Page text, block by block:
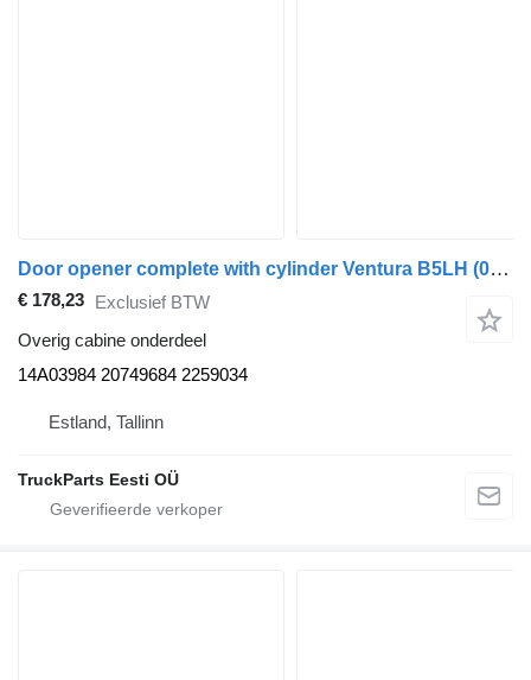
Door opener complete with cylinder Ventura B5LH (01.13-) 14A03984 voor Volvo B5LH, B0E (2008-) bus
€ 178,23 Exclusief BTW
Overig cabine onderdeel
14A03984 20749684 2259034
Estland, Tallinn
TruckParts Eesti OÜ